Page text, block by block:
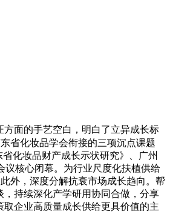
面的手艺空白，明白了立异成长标
省化妆品学会衔接的三项沉点课题
化妆品财产成长示状研究》、广州
议核心闭幕。为行业尺度化扶植供给
外，深度分解抗衰市场成长趋向。帮
持续深化产学研用协同合做，分享
企业高质量成长供给更具价值的主